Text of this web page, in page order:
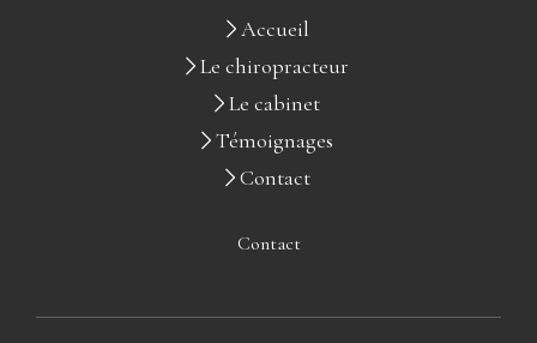
Accueil
Le chiropracteur
Le cabinet
Témoignages
Contact
Contact